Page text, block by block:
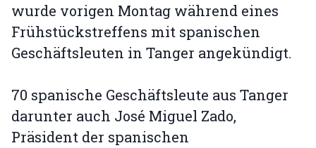
wurde vorigen Montag während eines
Frühstückstreffens mit spanischen
Geschäftsleuten in Tanger angekündigt.
70 spanische Geschäftsleute aus Tanger
darunter auch José Miguel Zado,
Präsident der spanischen